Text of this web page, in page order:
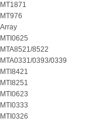
MT1871
MT976
Array
MTI0625
MTA8521/8522
MTA0331/0393/0339
MTI8421
MTI8251
MTI0623
MTI0333
MTI0326